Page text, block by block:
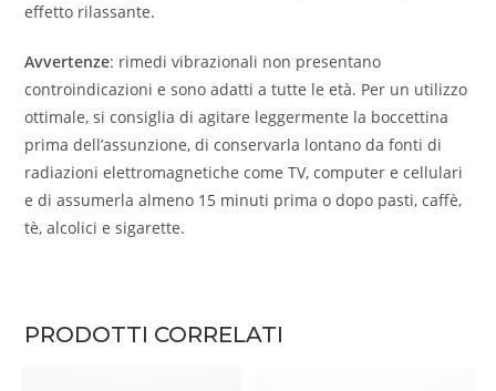
effetto rilassante.
Avvertenze: rimedi vibrazionali non presentano
controindicazioni e sono adatti a tutte le età. Per un utilizzo
ottimale, si consiglia di agitare leggermente la boccettina
prima dell’assunzione, di conservarla lontano da fonti di
radiazioni elettromagnetiche come TV, computer e cellulari
e di assumerla almeno 15 minuti prima o dopo pasti, caffè,
tè, alcolici e sigarette.
PRODOTTI CORRELATI